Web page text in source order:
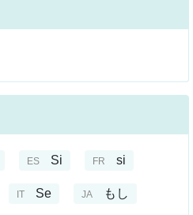
ES Si FR si
IT Se JA もし